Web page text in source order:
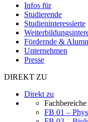
Infos für
Studierende
Studieninteressierte
Fördernde &
Unternehmen
Presse
DIREKT ZU
Direkt zu
Fachbereiche
FB 01 –